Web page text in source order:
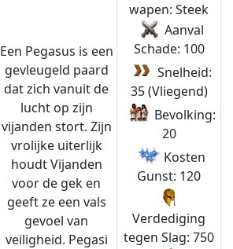
Een Pegasus is een
gevleugeld paard
dat zich vanuit de
lucht op zijn
vijanden stort. Zijn
vrolijke uiterlijk
houdt Vijanden
voor de gek en
geeft ze een vals
gevoel van
veiligheid. Pegasi
wapen: Steek
Aanval
Schade: 100
Snelheid:
35 (Vliegend)
Bevolking:
20
Kosten
Gunst: 120
Verdediging
tegen Slag: 750